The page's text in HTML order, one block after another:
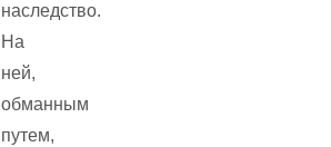
наследство.
На
ней,
обманным
путем,